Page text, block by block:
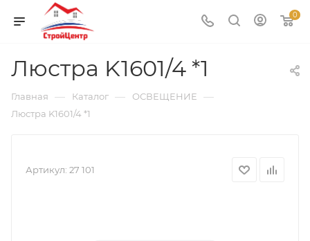
0
Люстра K1601/4 *1
Главная — Каталог — ОСВЕЩЕНИЕ —
Люстра K1601/4 *1
Артикул: 27 101